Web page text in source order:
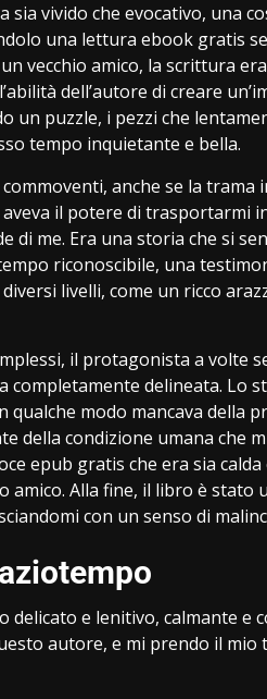
vivido che evocativo, una
una lettura ebook gratis
vecchio amico, la scrittura
dell’autore di creare
un puzzle, i pezzi che
tempo inquietante e bella.
anche se la trama
il potere di trasportarmi
me. Era una storia che si
riconoscibile, una
livelli, come un ricco
il protagonista a volte
delineata. Lo
qualche modo mancava della
della condizione umana che
epub gratis che era sia
Alla fine, il libro è stato
con un senso di
delicato e lenitivo, calmante e
autore, e mi prendo il mio